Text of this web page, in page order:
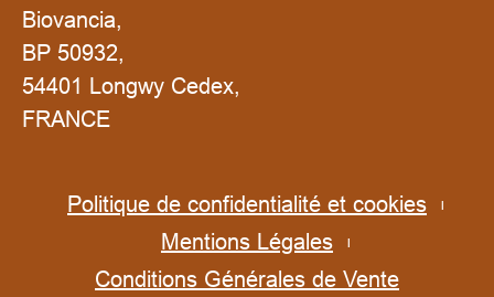
Biovancia,
BP 50932,
54401 Longwy Cedex,
FRANCE
Politique de confidentialité et cookies
Mentions Légales
Conditions Générales de Vente